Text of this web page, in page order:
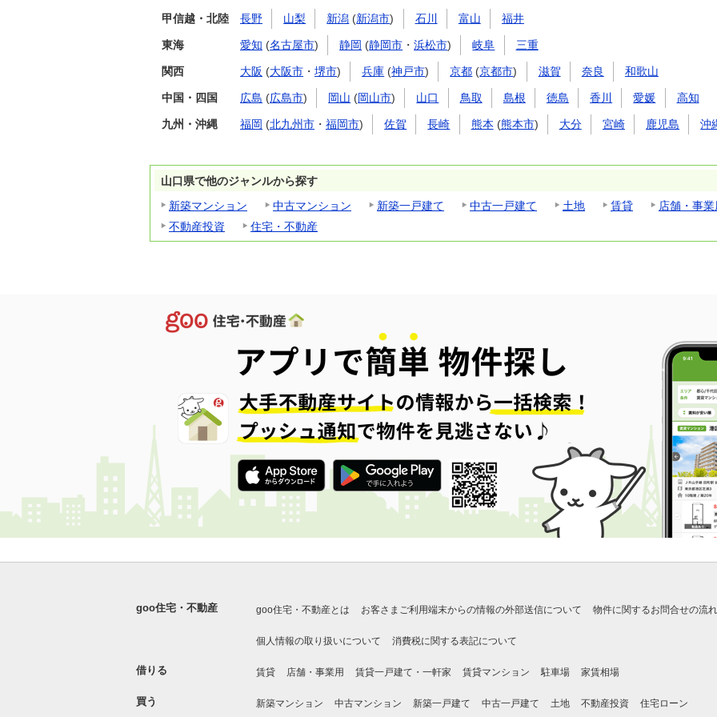
甲信越・北陸 長野 山梨 新潟 (新潟市) 石川 富山 福井
東海 愛知 (名古屋市) 静岡 (静岡市 ・浜松市) 岐阜 三重
関西 大阪 (大阪市 ・ 堺市) 兵庫 (神戸市) 京都 (京都市) 滋賀 奈良 和歌山
中国・四国 広島 (広島市) 岡山 (岡山市) 山口 鳥取 島根 徳島 香川 愛媛 高知
九州・沖縄 福岡 (北九州市 ・ 福岡市) 佐賀 長崎 熊本 (熊本市) 大分 宮崎 鹿児島 沖
山口県で他のジャンルから探す
新築マンション
中古マンション 新築一戸建て 中古一戸建て 土地 賃貸
店舗・事業
不動産投資
住宅・不動産
goo住宅・不動産 goo住宅・不動産とは お客さまご利用端末からの情報の外部送信について 物件に関するお問合せの流れ
個人情報の取り扱いについて 消費税に関する表記について
借りる 賃貸 店舗・事業用 賃貸一戸建て・一軒家 賃貸マンション 駐車場 家賃相場
買う 新築マンション 中古マンション 新築一戸建て 中古一戸建て 土地 不動産投資 住宅ローン